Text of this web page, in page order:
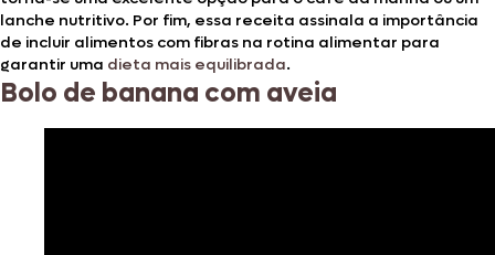
lanche nutritivo. Por fim, essa receita assinala a importância
de incluir alimentos com fibras na rotina alimentar para
garantir uma dieta mais equilibrada.
Bolo de banana com aveia